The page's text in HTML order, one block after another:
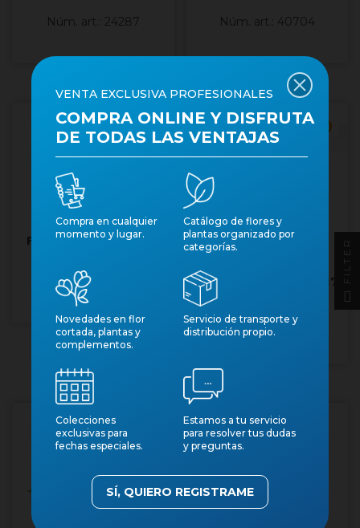
Núm. art.: 24287 Núm. art.: 40704
FATSIA JAPONICA 5L
Núm. art.: 23931
Cantidad mínima 6
FATSIA JAPONICA M17
Núm. art.: 23930
VENTA EXCLUSIVA PROFESIONALES
COMPRA ONLINE Y DISFRUTA
DE TODAS LAS VENTAJAS
Compra en cualquier
momento y lugar.
Catálogo de flores y
plantas organizado por
categorías.
Novedades en flor
cortada, plantas y
complementos.
Servicio de transporte y
distribución propio.
Colecciones
exclusivas para
fechas especiales.
Estamos a tu servicio
para resolver tus dudas
y preguntas.
SÍ, QUIERO REGISTRAME
FILTER